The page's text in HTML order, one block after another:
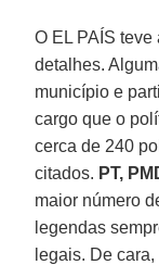
O EL PAÍS
detalhes.
município e
cargo que o
cerca de 240
citados. PT,
maior número
legendas
legais. De